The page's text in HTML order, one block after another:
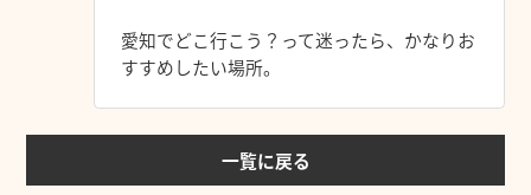
愛知でどこ行こう？って迷ったら、かなりお
すすめしたい場所。
一覧に戻る